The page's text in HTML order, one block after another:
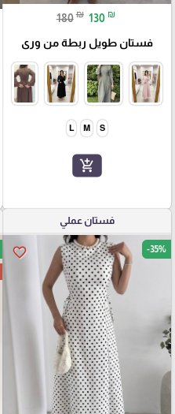
180 ₪ 130 ₪
فستان طويل ربطة من ورى
S
M
L
add_shopping_cart
فستان عملي
favorite_border -35%